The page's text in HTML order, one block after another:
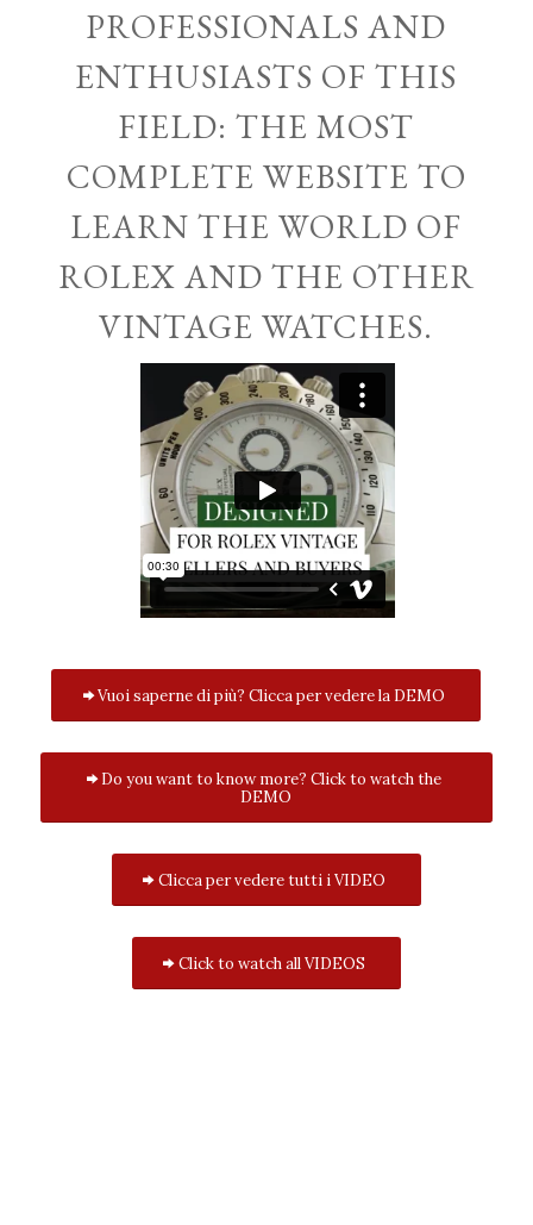
PROFESSIONALS AND
ENTHUSIASTS OF THIS
FIELD: THE MOST
COMPLETE WEBSITE TO
LEARN THE WORLD OF
ROLEX AND THE OTHER
VINTAGE WATCHES.
Vuoi saperne di più? Clicca per vedere la DEMO
Do you want to know more? Click to watch the
DEMO
Clicca per vedere tutti i VIDEO
Click to watch all VIDEOS